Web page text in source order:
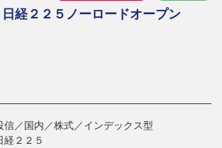
日経２２５ノーロードオープン
信／国内／株式／インデックス型
経２２５